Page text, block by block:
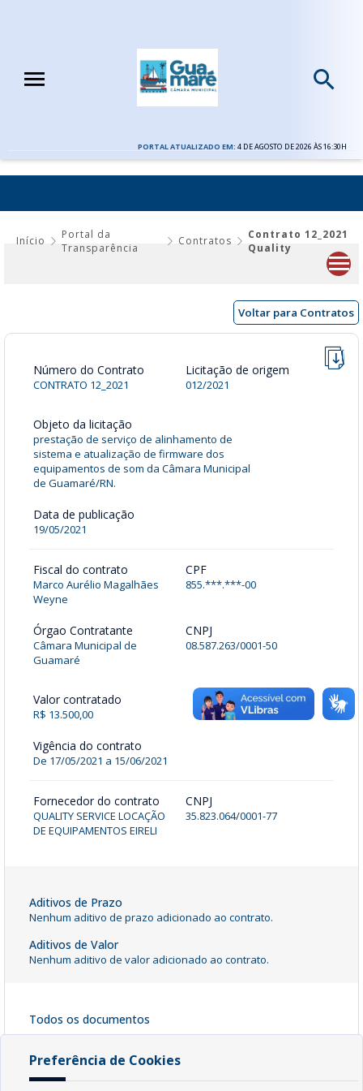
PORTAL ATUALIZADO EM: 4 DE AGOSTO DE 2026 ÀS 16:30H
Início
Portal da
Transparência
Contratos
Contrato 12_2021
Quality
Voltar para Contratos
Número do Contrato
CONTRATO 12_2021
Licitação de origem
012/2021
Objeto da licitação
prestação de serviço de alinhamento de
sistema e atualização de firmware dos
equipamentos de som da Câmara Municipal
de Guamaré/RN.
Data de publicação
19/05/2021
Fiscal do contrato
Marco Aurélio Magalhães
Weyne
CPF
855.***.***-00
Órgao Contratante
Câmara Municipal de
Guamaré
CNPJ
08.587.263/0001-50
Valor contratado
R$ 13.500,00
Vigência do contrato
De 17/05/2021 a 15/06/2021
Fornecedor do contrato
QUALITY SERVICE LOCAÇÃO
DE EQUIPAMENTOS EIRELI
CNPJ
35.823.064/0001-77
Aditivos de Prazo
Nenhum aditivo de prazo adicionado ao contrato.
Aditivos de Valor
Nenhum aditivo de valor adicionado ao contrato.
Todos os documentos
Baixar Arquivo
Preferência de Cookies